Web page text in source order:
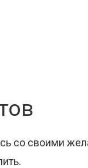
со своими